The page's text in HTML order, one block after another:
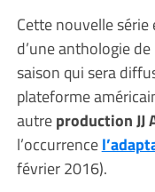
Cette nouvelle
d’une anthologie
saison qui sera
plateforme
autreproduction JJ
l’occurrence
février 2016).